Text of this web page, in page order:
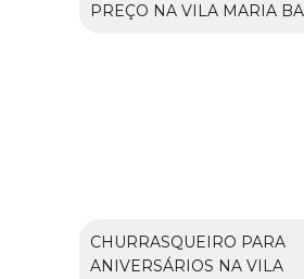
PREÇO NA VILA MARIA
CHURRASQUEIRO PARA
ANIVERSÁRIOS NA VILA